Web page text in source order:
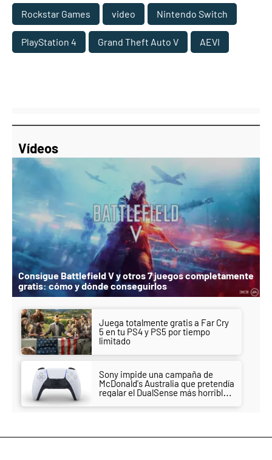
Rockstar Games video Nintendo Switch
PlayStation 4 Grand Theft Auto V AEVI
Vídeos
Consigue Battlefield V y otros 7 juegos completamente
gratis: cómo y dónde conseguirlos
Juega totalmente gratis a Far Cry
5 en tu PS4 y PS5 por tiempo
limitado
Sony impide una campaña de
McDonald's Australia que pretendía
regalar el DualSense más horrible